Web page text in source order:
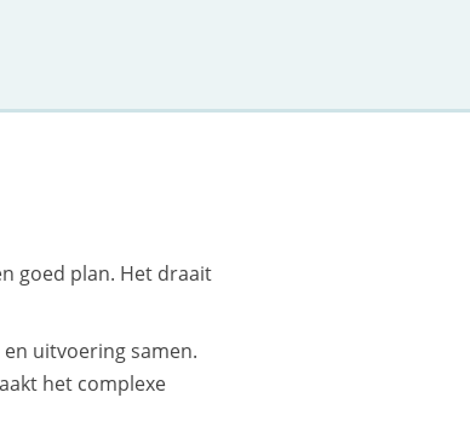
goed plan. Het draait
uitvoering samen.
het complexe